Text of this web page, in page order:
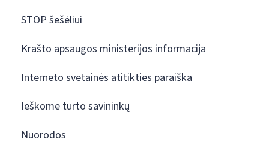
STOP šešėliui
Krašto apsaugos ministerijos informacija
Interneto svetainės atitikties paraiška
Ieškome turto savininkų
Nuorodos